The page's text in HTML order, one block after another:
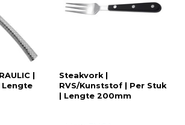
|
Lengte
Steakvork |
RVS/Kunststof | Per Stuk
| Lengte 200mm